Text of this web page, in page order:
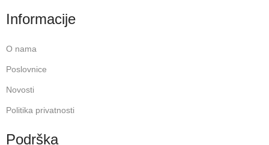
Informacije
O nama
Poslovnice
Novosti
Politika privatnosti
Podrška